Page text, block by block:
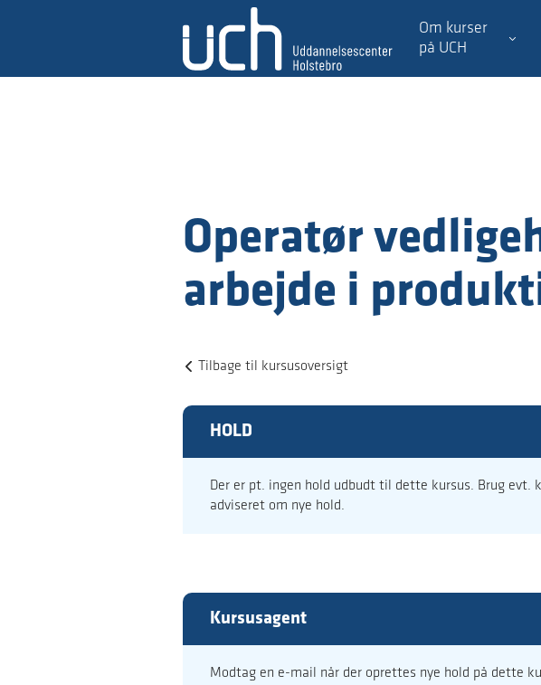
Om kurser
på UCH
Operatør
arbejde i
Tilbage til kursusoversigt
HOLD
Der er pt. ingen hold udbudt til dette kursus. Brug evt.
adviseret om nye hold.
Kursusagent
Modtag en e-mail når der oprettes nye hold på dette